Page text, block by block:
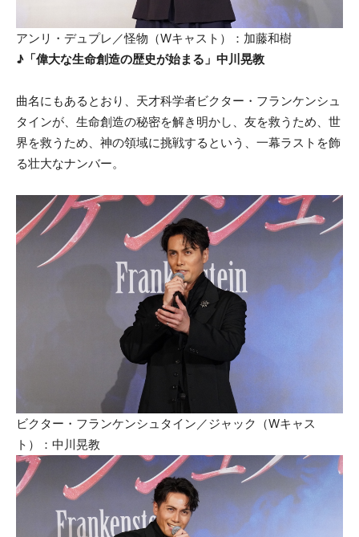
アンリ・デュプレ／怪物（Wキャスト）：加藤和樹
♪「偉大な生命創造の歴史が始まる」中川晃教
曲名にもあるとおり、天才科学者ビクター・フランケンシュ
タインが、生命創造の秘密を解き明かし、友を救うため、世
界を救うため、神の領域に挑戦するという、一幕ラストを飾
る壮大なナンバー。
ビクター・フランケンシュタイン／ジャック（Wキャス
ト）：中川晃教